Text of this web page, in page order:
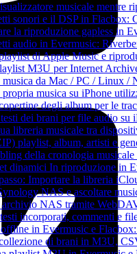
musicale mentre
sonori e il DSP in Flacbox:
la riproduzione gapless in
audio in Evermusic:
di Apple Music e
M3U per Internet
musica da Mac / PC / Linux
musica su iPhone
degli album per le
dei brani per file audio su
libreria musicale tra
playlist, album, artisti e
della cronologia
dinamici In riproduzione in
Importare la libreria
NAS e ascoltare
NAS tramite
incorporati, commenti e
in Evermusic e
di brani in M3U,